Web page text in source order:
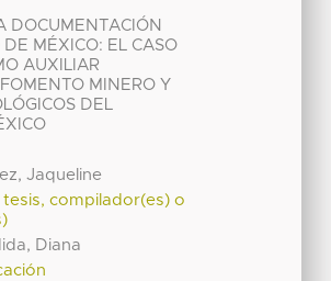
DOCUMENTACIÓN
MÉXICO: EL CASO
AUXILIAR
MINERO Y
DEL
Jaqueline
compilador(es) o
Diana